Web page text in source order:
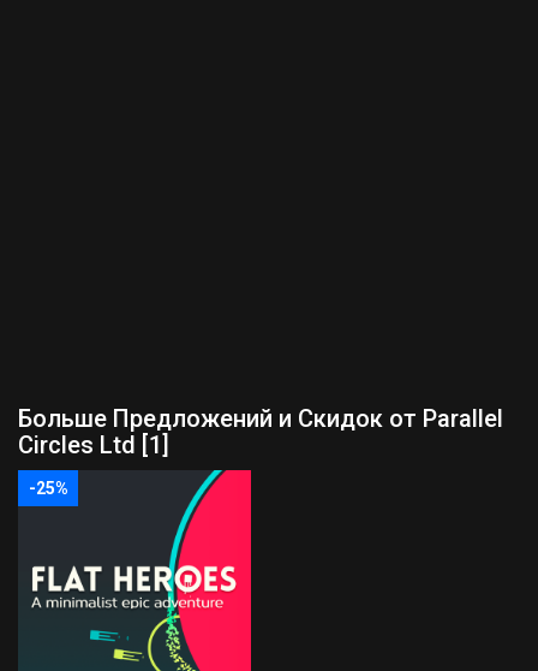
Больше Предложений и Скидок от Parallel
Circles Ltd [1]
-25%